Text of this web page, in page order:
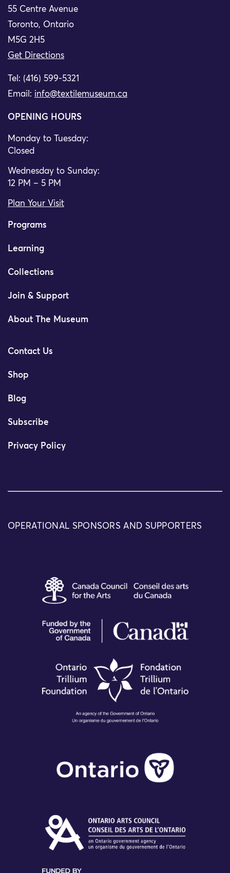
55 Centre Avenue
Toronto, Ontario
M5G 2H5
Get Directions
Tel: (416) 599-5321
Email: info@textilemuseum.ca
OPENING HOURS
Monday to Tuesday:
Closed
Wednesday to Sunday:
12 PM – 5 PM
Plan Your Visit
Programs
Learning
Collections
Join & Support
About The Museum
Contact Us
Shop
Blog
Subscribe
Privacy Policy
OPERATIONAL SPONSORS AND SUPPORTERS